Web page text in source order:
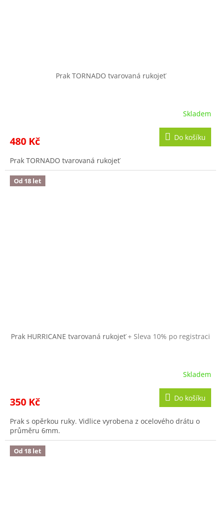
Prak TORNADO tvarovaná rukojeť
Skladem
480 Kč Do košíku
Prak TORNADO tvarovaná rukojeť
Od 18 let
Prak HURRICANE tvarovaná rukojeť+ Sleva 10% po registraci
Skladem
350 Kč Do košíku
Prak s opěrkou ruky. Vidlice vyrobena z ocelového drátu o
průměru 6mm.
Od 18 let